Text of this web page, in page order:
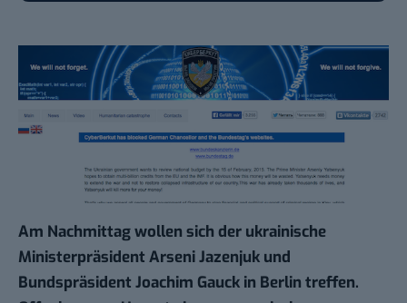
Am Nachmittag wollen sich der ukrainische
Ministerpräsident Arseni Jazenjuk und
Bundspräsident Joachim Gauck in Berlin treffen.